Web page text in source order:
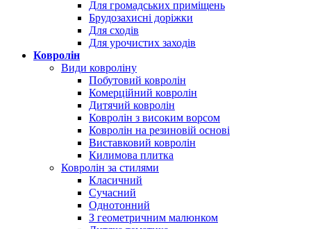
Для громадських приміщень
Брудозахисні доріжки
Для сходів
Для урочистих заходів
Ковролін
Види ковроліну
Побутовий ковролін
Комерційний ковролін
Дитячий ковролін
Ковролін з високим ворсом
Ковролін на резиновій основі
Виставковий ковролін
Килимова плитка
Ковролін за стилями
Класичний
Сучасний
Однотонний
З геометричним малюнком